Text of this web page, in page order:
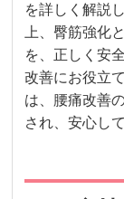
を詳しく解説
上、臀筋強化
を、正しく安
改善にお役立
は、腰痛改善
され、安心し